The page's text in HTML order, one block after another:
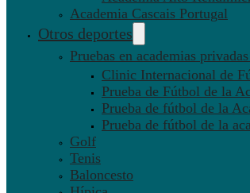
Academia Cascais Portugal
Otros deportes
Pruebas en academias
Clinic Internacional de
Prueba de Fútbol de la
Prueba de fútbol de la
Prueba de fútbol de la
Golf
Tenis
Baloncesto